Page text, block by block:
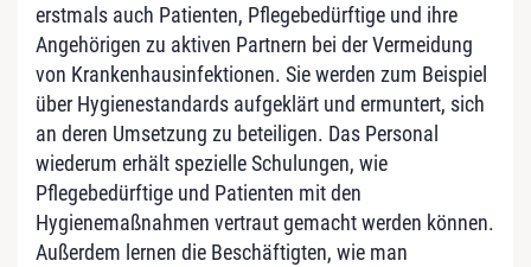
erstmals auch Patienten, Pflegebedürftige und ihre
Angehörigen zu aktiven Partnern bei der Vermeidung
von Krankenhausinfektionen. Sie werden zum Beispiel
über Hygienestandards aufgeklärt und ermuntert, sich
an deren Umsetzung zu beteiligen. Das Personal
wiederum erhält spezielle Schulungen, wie
Pflegebedürftige und Patienten mit den
Hygienemaßnahmen vertraut gemacht werden können.
Außerdem lernen die Beschäftigten, wie man